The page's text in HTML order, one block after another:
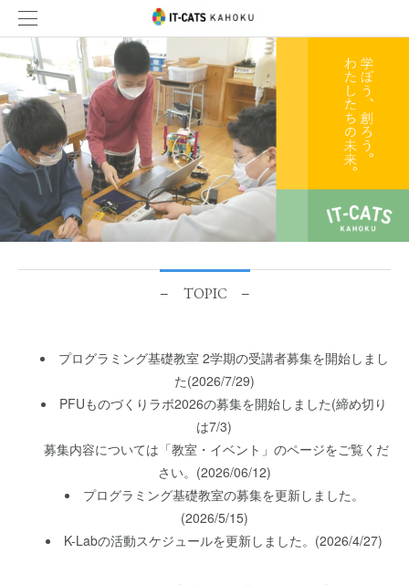
− TOPIC −
プログラミング基礎教室 2学期の受講者募集を開始しまし
た(2026/7/29)
PFUものづくりラボ2026の募集を開始しました(締め切り
は7/3)
募集内容については「教室・イベント」のページをご覧くだ
さい。(2026/06/12)
プログラミング基礎教室の募集を更新しました。
(2026/5/15)
K-Labの活動スケジュールを更新しました。(2026/4/27)